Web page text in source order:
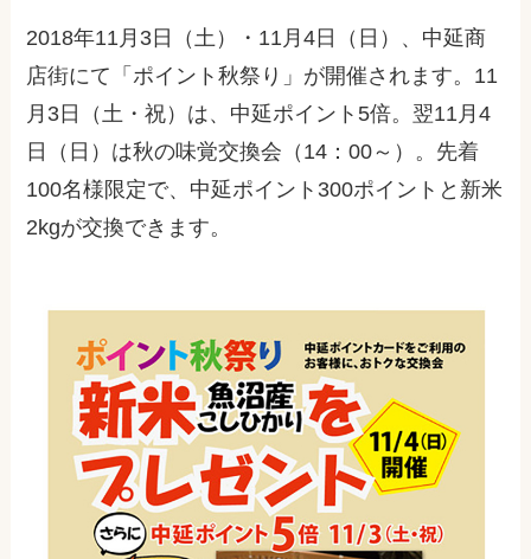
2018年11月3日（土）・11月4日（日）、中延商
店街にて「ポイント秋祭り」が開催されます。11
月3日（土・祝）は、中延ポイント5倍。翌11月4
日（日）は秋の味覚交換会（14：00～）。先着
100名様限定で、中延ポイント300ポイントと新米
2kgが交換できます。